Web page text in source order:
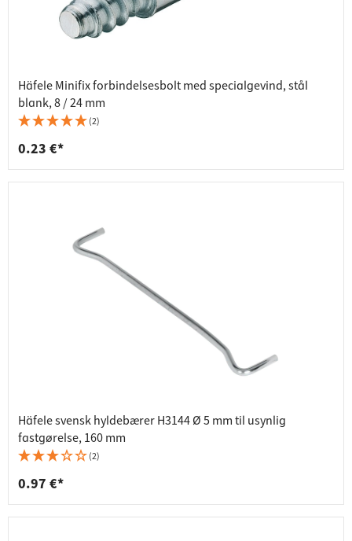
Häfele Minifix forbindelsesbolt med specialgevind, stål
blank, 8 / 24 mm
(2)
0.23 €*
Häfele svensk hyldebærer H3144 Ø 5 mm til usynlig
fastgørelse, 160 mm
(2)
0.97 €*